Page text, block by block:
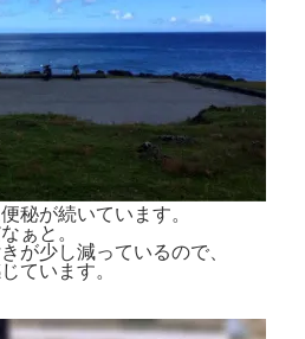
秘が続いています。
ぁと。
が少し減っているので、
ています。